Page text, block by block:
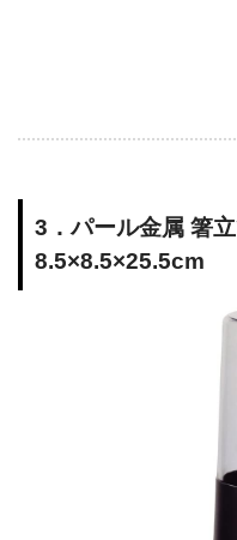
3．パール金属 箸
8.5×8.5×25.5cm